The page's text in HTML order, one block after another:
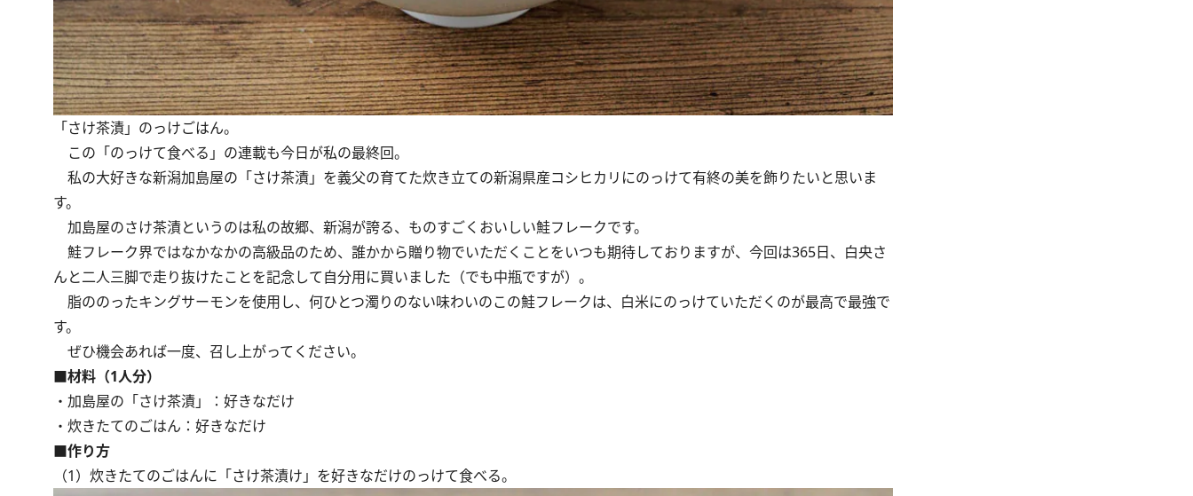
「さけ茶漬」のっけごはん。
この「のっけて食べる」の連載も今日が私の最終回。
私の大好きな新潟加島屋の「さけ茶漬」を義父の育てた炊き立ての新潟県産コシヒカリにのっけて有終の美を飾りたいと思いま
す。
加島屋のさけ茶漬というのは私の故郷、新潟が誇る、ものすごくおいしい鮭フレークです。
鮭フレーク界ではなかなかの高級品のため、誰かから贈り物でいただくことをいつも期待しておりますが、今回は365日、白央さ
んと二人三脚で走り抜けたことを記念して自分用に買いました（でも中瓶ですが）。
脂ののったキングサーモンを使用し、何ひとつ濁りのない味わいのこの鮭フレークは、白米にのっけていただくのが最高で最強で
す。
ぜひ機会あれば一度、召し上がってください。
■材料（1人分）
・加島屋の「さけ茶漬」：好きなだけ
・炊きたてのごはん：好きなだけ
■作り方
（1）炊きたてのごはんに「さけ茶漬け」を好きなだけのっけて食べる。